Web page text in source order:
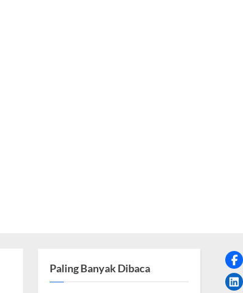
Paling Banyak Dibaca